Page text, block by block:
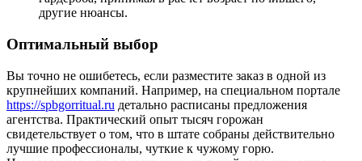
другие нюансы.
Оптимальный выбор
Вы точно не ошибетесь, если разместите заказ в одной из
крупнейших компаний. Например, на специальном портале
https://spbgorritual.ru детально расписаны предложения
агентства. Практический опыт тысяч горожан
свидетельствует о том, что в штате собраны действительно
лучшие профессионалы, чуткие к чужому горю.